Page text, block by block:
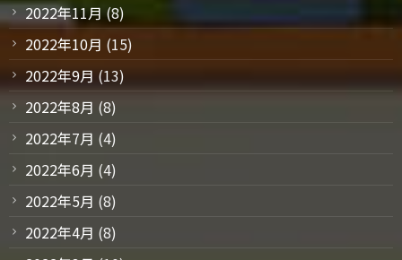
2022年11月(8)
2022年10月 (15)
2022年9月 (13)
2022年8月 (8)
2022年7月 (4)
2022年6月 (4)
2022年5月 (8)
2022年4月 (8)